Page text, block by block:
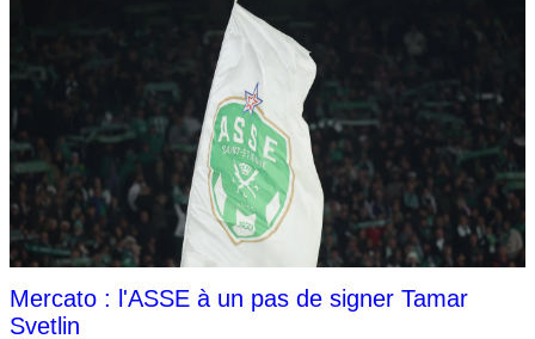
Mercato : l'ASSE à un pas de signer Tamar
Svetlin